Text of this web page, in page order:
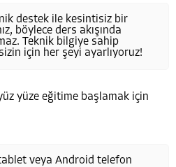
destek ile kesintisiz bir
böylece ders akışında
Teknik bilgiye sahip
için her şeyi ayarlıyoruz!
yüze eğitime başlamak için
veya Android telefon